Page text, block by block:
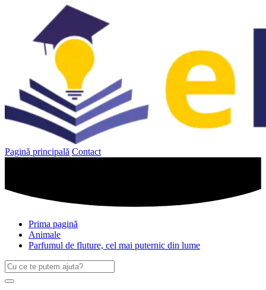
Pagină principală Contact
Prima pagină
Animale
Parfumul de fluture, cel mai puternic din lume
Caută
după:
Search